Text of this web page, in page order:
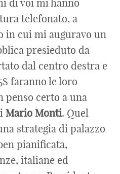
di voi mi hanno
telefonato, a
in cui mi auguravo un
presieduto da
dal centro destra e
faranno le loro
penso certo a una
Mario Monti. Quel
strategia di palazzo
pianificata,
italiane ed